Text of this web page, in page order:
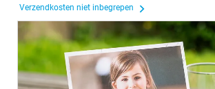
Verzendkosten niet inbegrepen